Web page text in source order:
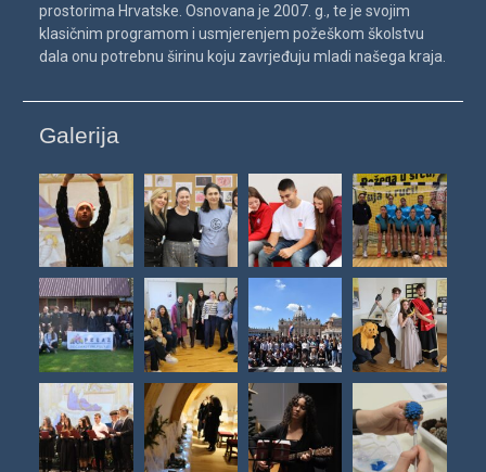
prostorima Hrvatske. Osnovana je 2007. g., te je svojim
klasičnim programom i usmjerenjem požeškom školstvu
dala onu potrebnu širinu koju zavrjeđuju mladi našega kraja.
Galerija